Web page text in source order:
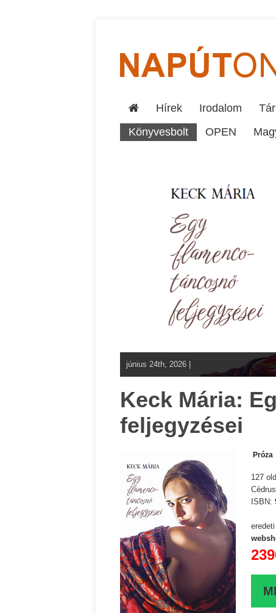
Hírek Irodalom
Könyvesbolt
OPEN
június 24th, 2026 |
Keck Mária:
feljegyzései
Próza
127
ISBN: